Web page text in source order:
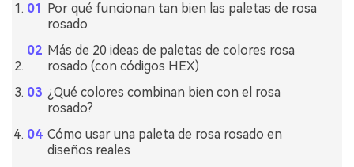
Por qué funcionan tan bien las paletas de rosa
rosado
Más de 20 ideas de paletas de colores rosa
rosado (con códigos HEX)
¿Qué colores combinan bien con el rosa
rosado?
Cómo usar una paleta de rosa rosado en
diseños reales